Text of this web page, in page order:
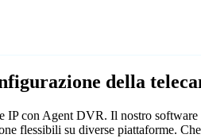
della
IP con Agent DVR. Il nostro
flessibili su diverse piattaforme.